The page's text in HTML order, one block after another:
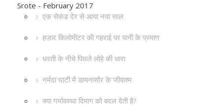
Srote - February 2017
एक सेकंड देर से आया नया साल
हज़ार किलोमीटर की गहराई पर पानी के प्रमाण
धरती के नीचे पिघले लोहे की धारा
नर्मदा घाटी में डायनासौर के जीवाश्म
क्या गर्भावस्था दिमाग को बदल देती है?